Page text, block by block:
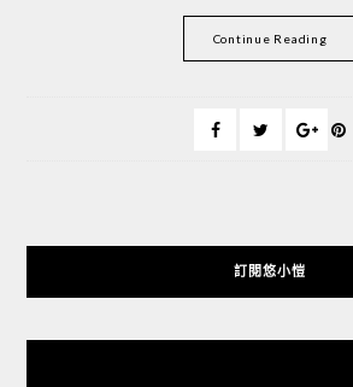
Continue Reading
訂閱悠小愷